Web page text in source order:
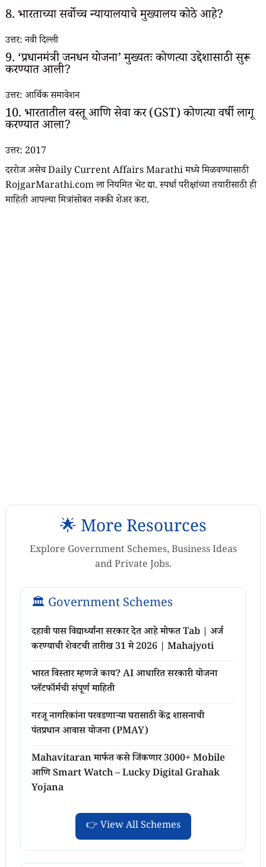
8. भारताच्या सर्वोच्च न्यायालयाचे मुख्यालय कोठे आहे?
उत्तर: नवी दिल्ली
9. ‘प्रधानमंत्री जनधन योजना’ मुख्यतः कोणत्या उद्देशासाठी सुरू
करण्यात आली?
उत्तर: आर्थिक समावेशन
10. भारतातील वस्तू आणि सेवा कर (GST) कोणत्या वर्षी लागू
करण्यात आला?
उत्तर: 2017
दररोज असेच Daily Current Affairs Marathi मध्ये मिळवण्यासाठी
RojgarMarathi.com ला नियमित भेट द्या. स्पर्धा परीक्षांच्या तयारीसाठी ही
माहिती आपल्या मित्रांसोबत नक्की शेअर करा.
🌟 More Resources
Explore Government Schemes, Business Ideas
and Private Jobs.
🏛️ Government Schemes
दहावी पास विद्यार्थ्यांना सरकार देत आहे मोफत Tab | अर्ज
करण्याची शेवटची तारीख 31 मे 2026 | Mahajyoti
भारत विस्तार म्हणजे काय? AI आधारित सरकारी योजना
प्लॅटफॉर्मची संपूर्ण माहिती
गरजू नागरिकांना परवडणाऱ्या घरासाठी केंद्र शासनाची
पंतप्रधान आवास योजना (PMAY)
Mahavitaran मार्फत कसे जिंकणार 3000+ Mobile
आणि Smart Watch – Lucky Digital Grahak
Yojana
👉 View All Schemes